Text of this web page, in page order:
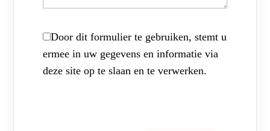
Door dit formulier te gebruiken, stemt u
ermee in uw gegevens en informatie via
deze site op te slaan en te verwerken.